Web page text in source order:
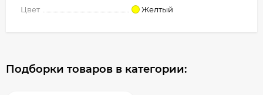
Цвет Желтый
Подборки товаров в категории: